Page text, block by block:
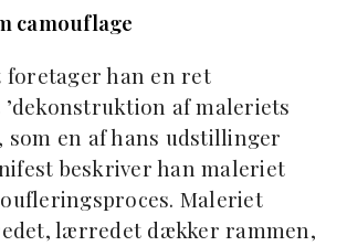
camouflage
foretager han en ret
af maleriets
som en af hans udstillinger
beskriver han maleriet
Maleriet
lærredet dækker rammen,